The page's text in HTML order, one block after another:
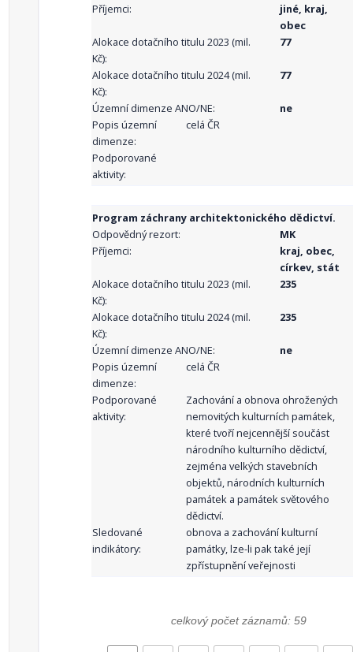
Příjemci:
jiné, kraj,
obec
Alokace dotačního titulu 2023 (mil.
Kč):
77
Alokace dotačního titulu 2024 (mil.
Kč):
77
Územní dimenze ANO/NE:
ne
Popis územní
dimenze:
celá ČR
Podporované
aktivity:
Program záchrany architektonického dědictví.
Odpovědný rezort:
MK
Příjemci:
kraj, obec,
církev, stát
Alokace dotačního titulu 2023 (mil.
Kč):
235
Alokace dotačního titulu 2024 (mil.
Kč):
235
Územní dimenze ANO/NE:
ne
Popis územní
dimenze:
celá ČR
Podporované
aktivity:
Zachování a obnova ohrožených
nemovitých kulturních památek,
které tvoří nejcennější součást
národního kulturního dědictví,
zejména velkých stavebních
objektů, národních kulturních
památek a památek světového
dědictví.
Sledované
indikátory:
obnova a zachování kulturní
památky, lze-li pak také její
zpřístupnění veřejnosti
celkový počet záznamů: 59